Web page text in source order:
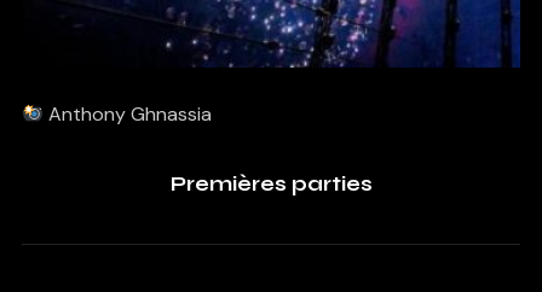
Anthony Ghnassia
Premières parties